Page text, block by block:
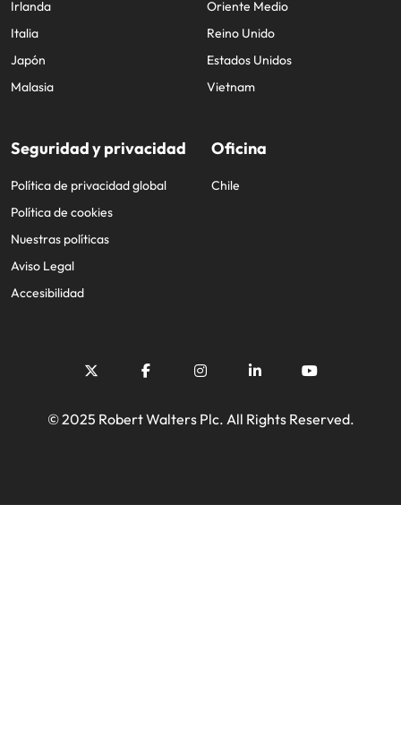
Irlanda
Italia
Japón
Malasia
Oriente Medio
Reino Unido
Estados Unidos
Vietnam
Seguridad y privacidad
Política de privacidad global
Política de cookies
Nuestras políticas
Aviso Legal
Accesibilidad
Oficina
Chile
© 2025 Robert Walters Plc. All Rights Reserved.